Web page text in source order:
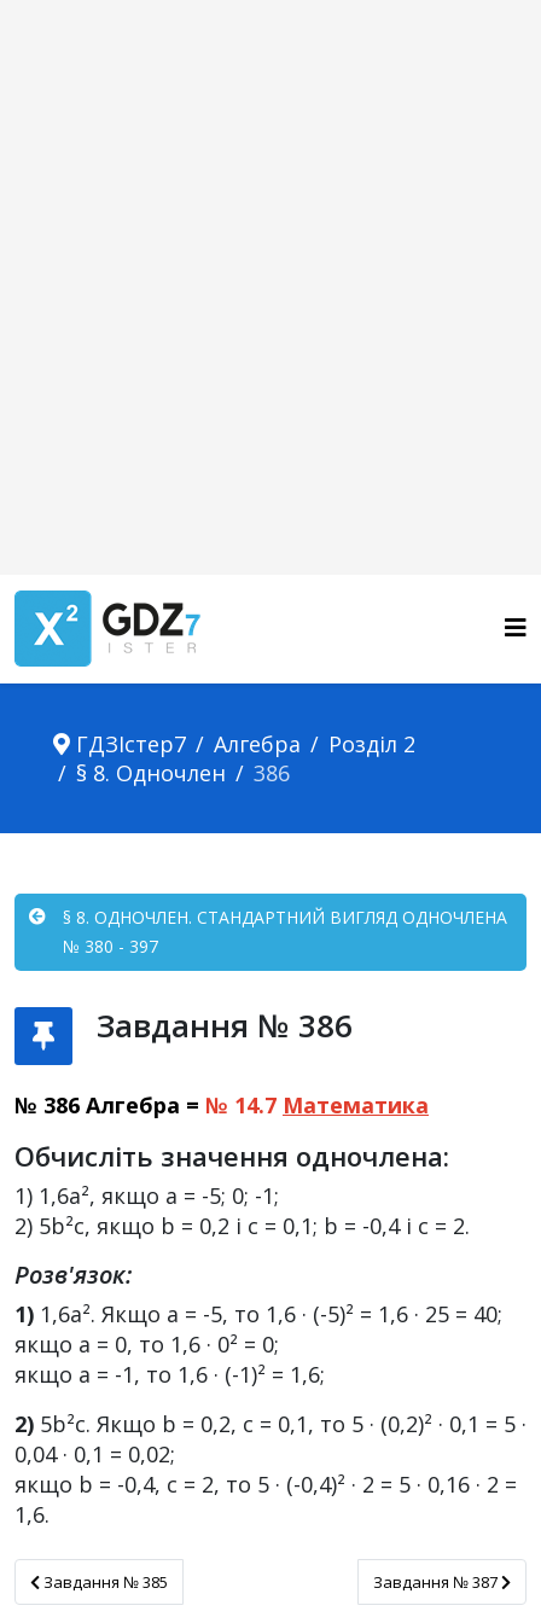
ГДЗІстер7 Алгебра
Розділ 2
§ 8. Одночлен
386
§ 8. ОДНОЧЛЕН. СТАНДАРТНИЙ ВИГЛЯД ОДНОЧЛЕНА
№ 380 - 397
Завдання № 386
№ 386 Алгебра = № 14.7 Математика
Обчисліть значення одночлена:
1) 1,6a², якщо a = -5; 0; -1;
2) 5b²c, якщо b = 0,2 і c = 0,1; b = -0,4 і c = 2.
Розв'язок:
1) 1,6a². Якщо a = -5, то 1,6 · (-5)² = 1,6 · 25 = 40;
якщо a = 0, то 1,6 · 0² = 0;
якщо a = -1, то 1,6 · (-1)² = 1,6;
2) 5b²c. Якщо b = 0,2, c = 0,1, то 5 · (0,2)² · 0,1 = 5 ·
0,04 · 0,1 = 0,02;
якщо b = -0,4, c = 2, то 5 · (-0,4)² · 2 = 5 · 0,16 · 2 =
1,6.
Завдання № 385
Завдання № 385 Завдання № 387
Завдання № 387